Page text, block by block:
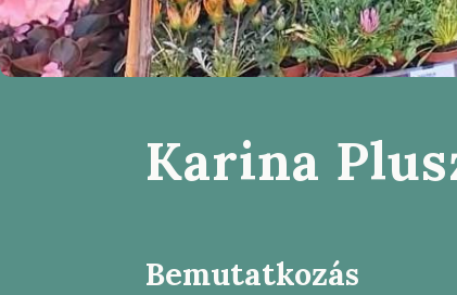
Karina
Bemutatkozás